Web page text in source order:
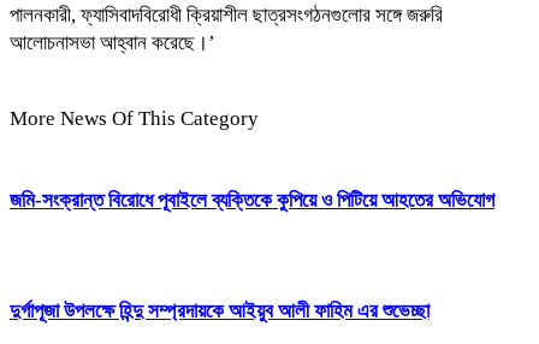
পালনকারী, ফ্যাসিবাদবিরোধী ক্রিয়াশীল ছাত্রসংগঠনগুলোর সঙ্গে জরুরি
আলোচনাসভা আহ্বান করেছে।’
More News Of This Category
জমি-সংক্রান্ত বিরোধে পূবাইলে ব্যক্তিকে কুপিয়ে ও পিটিয়ে আহতের অভিযোগ
দুর্গাপূজা উপলক্ষে হিন্দু সম্প্রদায়কে আইয়ুব আলী ফাহিম এর শুভেচ্ছা